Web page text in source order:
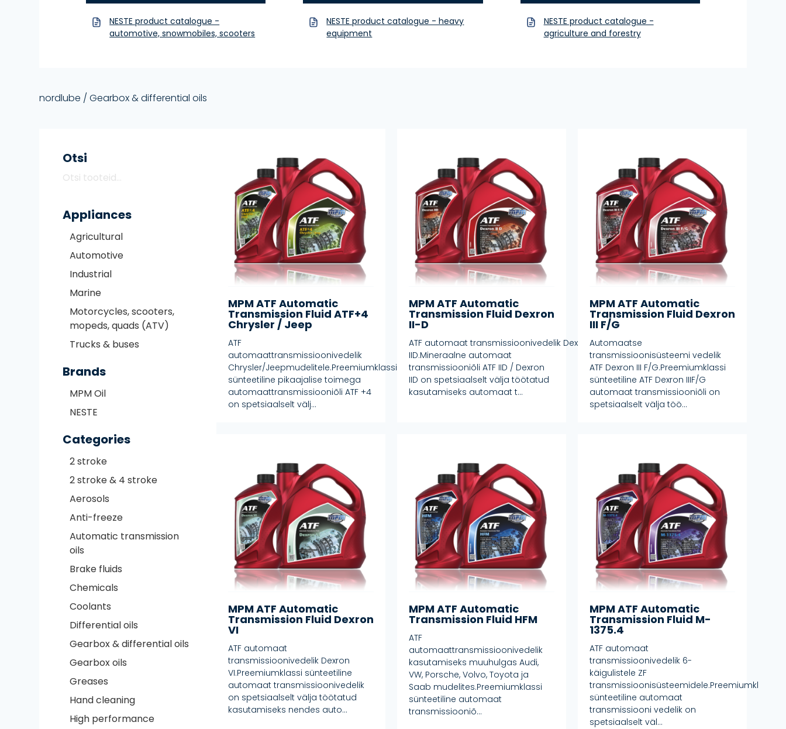
NESTE product catalogue -
automotive, snowmobiles, scooters
NESTE product catalogue - heavy
equipment
NESTE product catalogue -
agriculture and forestry
nordlube / Gearbox & differential oils
Otsi
Search Otsi
Appliances
Agricultural
Automotive
Industrial
Marine
Motorcycles, scooters,
mopeds, quads (ATV)
Trucks & buses
Brands
MPM Oil
NESTE
Categories
2 stroke
2 stroke & 4 stroke
Aerosols
Anti-freeze
Automatic transmission
oils
Brake fluids
Chemicals
Coolants
Differential oils
Gearbox & differential oils
Gearbox oils
Greases
Hand cleaning
High performance
MPM ATF Automatic
Transmission Fluid ATF+4
Chrysler / Jeep
ATF
automaattransmissioonivedelik
Chrysler/Jeepmudelitele.Preemiumklassi
sünteetiline pikaajalise toimega
automaattransmissiooniõli ATF +4
on spetsiaalselt välj...
MPM ATF Automatic
Transmission Fluid Dexron
II-D
ATF automaat transmissioonivedelik Dexron
IID.Mineraalne automaat
transmissiooniõli ATF IID / Dexron
IID on spetsiaalselt välja töötatud
kasutamiseks automaat t...
MPM ATF Automatic
Transmission Fluid Dexron
III F/G
Automaatse
transmissioonisüsteemi vedelik
ATF Dexron III F/G.Preemiumklassi
sünteetiline ATF Dexron IIIF/G
automaat transmissiooniõli on
spetsiaalselt välja töö...
MPM ATF Automatic
Transmission Fluid Dexron
VI
ATF automaat
transmissioonivedelik Dexron
VI.Preemiumklassi sünteetiline
automaat transmissioonivedelik
on spetsiaalselt välja töötatud
kasutamiseks nendes auto...
MPM ATF Automatic
Transmission Fluid HFM
ATF
automaattransmissioonivedelik
kasutamiseks muuhulgas Audi,
VW, Porsche, Volvo, Toyota ja
Saab mudelites.Preemiumklassi
sünteetiline automaat
transmissiooniõ...
MPM ATF Automatic
Transmission Fluid M-
1375.4
ATF automaat
transmissioonivedelik 6-
käigulistele ZF
transmissioonisüsteemidele.Preemiumklassi
sünteetiline automaat
transmissiooni vedelik on
spetsiaalselt väl...